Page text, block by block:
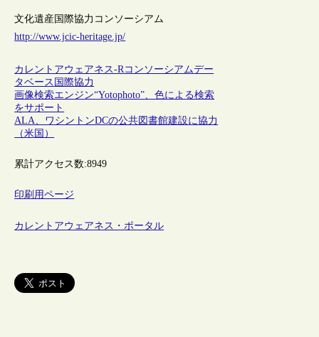
文化遺産国際協力コンソーシアム
http://www.jcic-heritage.jp/
カレントアウェアネス-Rコンソーシアムデー
タベース 国際協力
画像検索エンジン“Yotophoto”、色による検索
をサポート
ALA、ワシントンDCの公共図書館建設に協力
（米国）
累計アクセス数:8949
印刷用ページ
カレントアウェアネス・ポータル